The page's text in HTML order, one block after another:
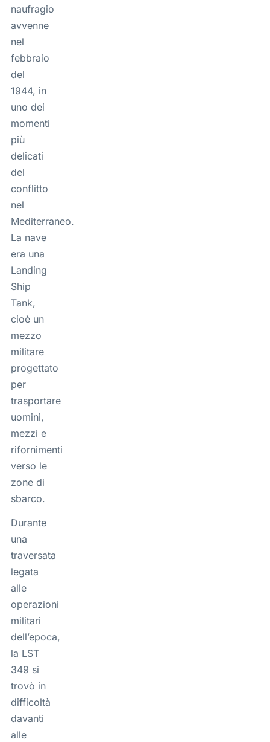
naufragio
avvenne
nel
febbraio
del
1944, in
uno dei
momenti
più
delicati
del
conflitto
nel
Mediterraneo.
La nave
era una
Landing
Ship
Tank,
cioè un
mezzo
militare
progettato
per
trasportare
uomini,
mezzi e
rifornimenti
verso le
zone di
sbarco.
Durante
una
traversata
legata
alle
operazioni
militari
dell’epoca,
la LST
349 si
trovò in
difficoltà
davanti
alle